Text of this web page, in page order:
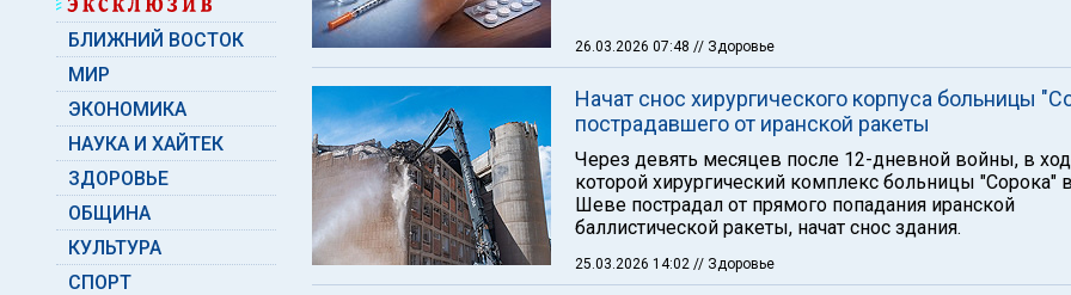
БЛИЖНИЙ ВОСТОК
МИР
ЭКОНОМИКА
НАУКА И ХАЙТЕК
ЗДОРОВЬЕ
ОБЩИНА
КУЛЬТУРА
СПОРТ
26.03.2026 07:48 // Здоровье
Начат снос хирургического корпуса больницы
пострадавшего от иранской ракеты
Через девять месяцев после 12-дневной войны, в
которой хирургический комплекс больницы "Сорока"
Шеве пострадал от прямого попадания иранской
баллистической ракеты, начат снос здания.
25.03.2026 14:02 // Здоровье